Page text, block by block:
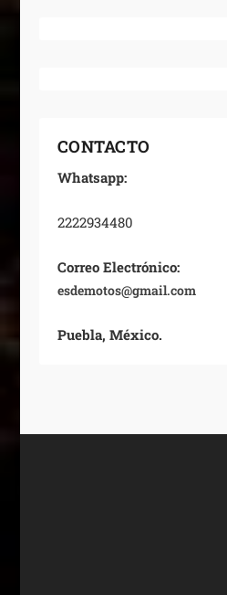
CONTACTO
Whatsapp:
2222934480
Correo Electrónico:
esdemotos@gmail.com
Puebla, México.